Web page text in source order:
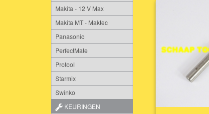
Makita - 12 V Max
Makita MT - Maktec
Panasonic
PerfectMate
Protool
Starmix
Swinko
KEURINGEN